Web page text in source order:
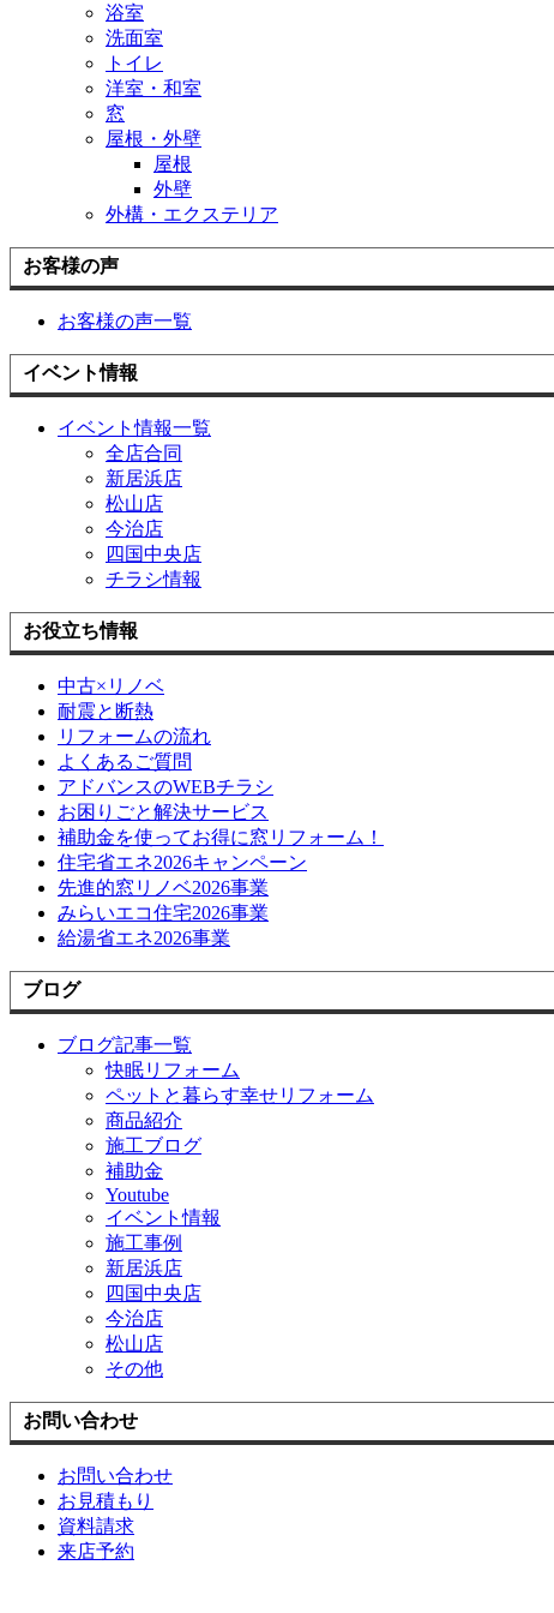
浴室
洗面室
トイレ
洋室・和室
窓
屋根・外壁
屋根
外壁
外構・エクステリア
お客様の声
お客様の声一覧
イベント情報
イベント情報一覧
全店合同
新居浜店
松山店
今治店
四国中央店
チラシ情報
お役立ち情報
中古×リノベ
耐震と断熱
リフォームの流れ
よくあるご質問
アドバンスのWEBチラシ
お困りごと解決サービス
補助金を使ってお得に窓リフォーム！
住宅省エネ2026キャンペーン
先進的窓リノベ2026事業
みらいエコ住宅2026事業
給湯省エネ2026事業
ブログ
ブログ記事一覧
快眠リフォーム
ペットと暮らす幸せリフォーム
商品紹介
施工ブログ
補助金
Youtube
イベント情報
施工事例
新居浜店
四国中央店
今治店
松山店
その他
お問い合わせ
お問い合わせ
お見積もり
資料請求
来店予約